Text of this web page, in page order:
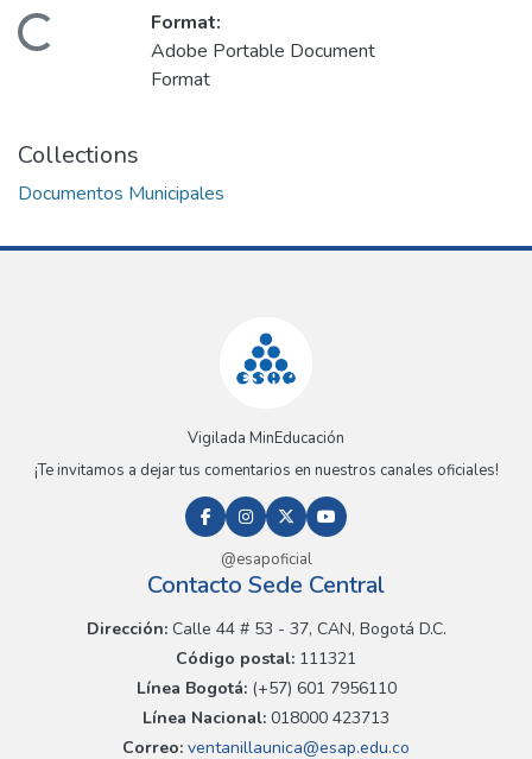
Loading...
Format:
Adobe Portable Document
Format
Collections
Documentos Municipales
Vigilada MinEducación
¡Te invitamos a dejar tus comentarios en nuestros canales oficiales!
@esapoficial
Contacto Sede Central
Dirección:Calle 44 # 53 - 37, CAN, Bogotá D.C.
Código postal: 111321
Línea Bogotá:(+57) 601 7956110
Línea Nacional: 018000 423713
Correo: ventanillaunica@esap.edu.co